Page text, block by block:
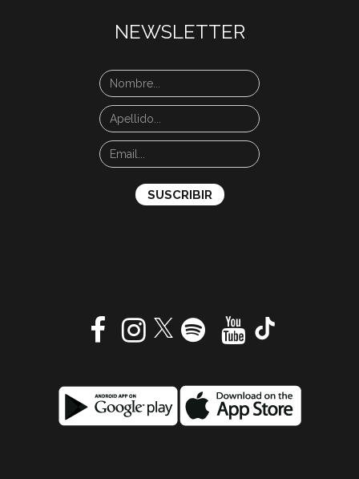
NEWSLETTER